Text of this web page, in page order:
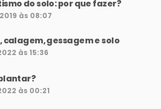
do solo: por que fazer?
às 08:07
calagem, gessagem e solo
às 15:36
às 00:21